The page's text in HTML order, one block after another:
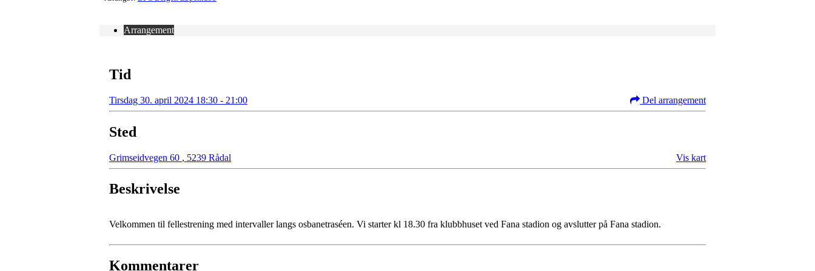
Arrangement
Tid
Tirsdag 30. april 2024 18:30 - 21:00 Del arrangement
Sted
Grimseidvegen 60 , 5239 Rådal Vis kart
Beskrivelse
Velkommen til fellestrening med intervaller langs osbanetraséen. Vi starter kl 18.30 fra klubbhuset ved Fana stadion og avslutter på Fana stadion.
Kommentarer